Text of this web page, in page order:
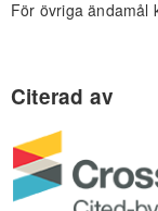
För övriga ändamål